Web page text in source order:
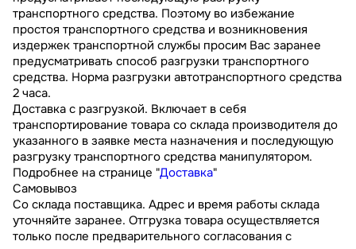
транспортного средства. Поэтому во избежание
простоя транспортного средства и возникновения
издержек транспортной службы просим Вас заранее
предусматривать способ разгрузки транспортного
средства. Норма разгрузки автотранспортного средства
2 часа.
Доставка с разгрузкой. Включает в себя
транспортирование товара со склада производителя до
указанного в заявке места назначения и последующую
разгрузку транспортного средства манипулятором.
Подробнее на странице "Доставка"
Самовывоз
Со склада поставщика. Адрес и время работы склада
уточняйте заранее. Отгрузка товара осуществляется
только после предварительного согласования с